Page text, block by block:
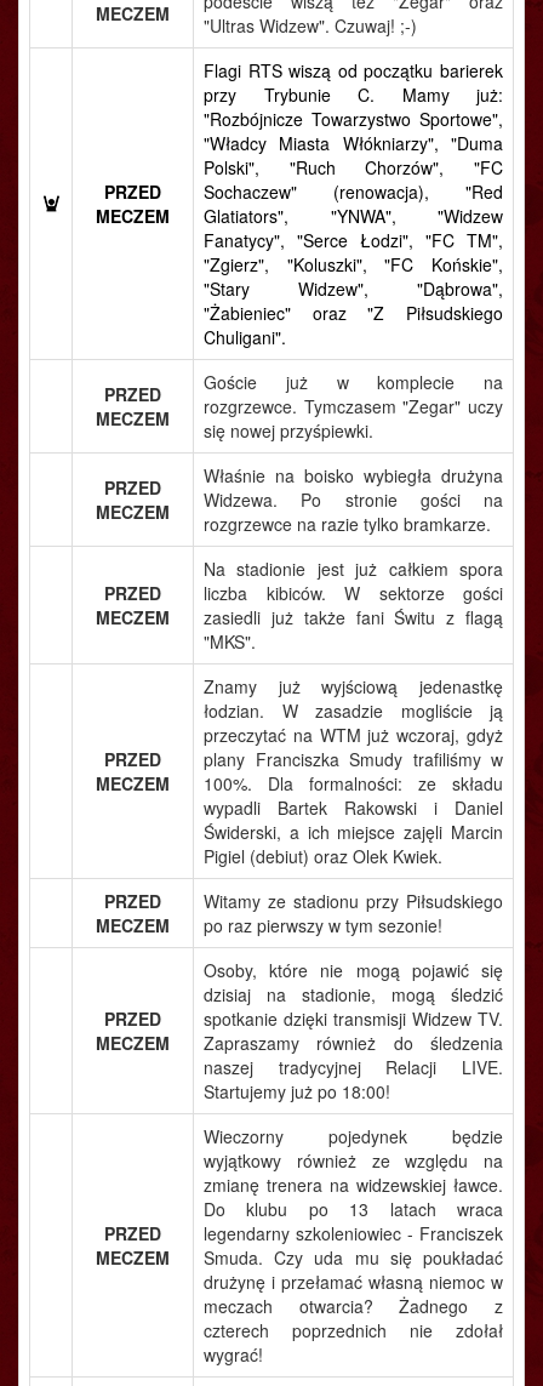
MECZEM
"Ultras Widzew". Czuwaj! ;-)
PRZED
MECZEM
Flagi RTS wiszą od początku barierek
przy Trybunie C. Mamy już:
"Rozbójnicze Towarzystwo Sportowe",
"Władcy Miasta Włókniarzy", "Duma
Polski", "Ruch Chorzów", "FC
Sochaczew" (renowacja), "Red
Glatiators", "YNWA", "Widzew
Fanatycy", "Serce Łodzi", "FC TM",
"Zgierz", "Koluszki", "FC Końskie",
"Stary Widzew", "Dąbrowa",
"Żabieniec" oraz "Z Piłsudskiego
Chuligani".
PRZED
MECZEM
Goście już w komplecie na
rozgrzewce. Tymczasem "Zegar" uczy
się nowej przyśpiewki.
PRZED
MECZEM
Właśnie na boisko wybiegła drużyna
Widzewa. Po stronie gości na
rozgrzewce na razie tylko bramkarze.
PRZED
MECZEM
Na stadionie jest już całkiem spora
liczba kibiców. W sektorze gości
zasiedli już także fani Świtu z flagą
"MKS".
PRZED
MECZEM
Znamy już wyjściową jedenastkę
łodzian. W zasadzie mogliście ją
przeczytać na WTM już wczoraj, gdyż
plany Franciszka Smudy trafiliśmy w
100%. Dla formalności: ze składu
wypadli Bartek Rakowski i Daniel
Świderski, a ich miejsce zajęli Marcin
Pigiel (debiut) oraz Olek Kwiek.
PRZED
MECZEM
Witamy ze stadionu przy Piłsudskiego
po raz pierwszy w tym sezonie!
PRZED
MECZEM
Osoby, które nie mogą pojawić się
dzisiaj na stadionie, mogą śledzić
spotkanie dzięki transmisji Widzew TV.
Zapraszamy również do śledzenia
naszej tradycyjnej Relacji LIVE.
Startujemy już po 18:00!
PRZED
MECZEM
Wieczorny pojedynek będzie
wyjątkowy również ze względu na
zmianę trenera na widzewskiej ławce.
Do klubu po 13 latach wraca
legendarny szkoleniowiec - Franciszek
Smuda. Czy uda mu się poukładać
drużynę i przełamać własną niemoc w
meczach otwarcia? Żadnego z
czterech poprzednich nie zdołał
wygrać!